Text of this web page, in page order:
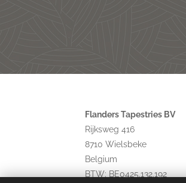
Flanders Tapestries BV
Rijksweg 416
8710 Wielsbeke
Belgium
BTW: BE0425.132.192